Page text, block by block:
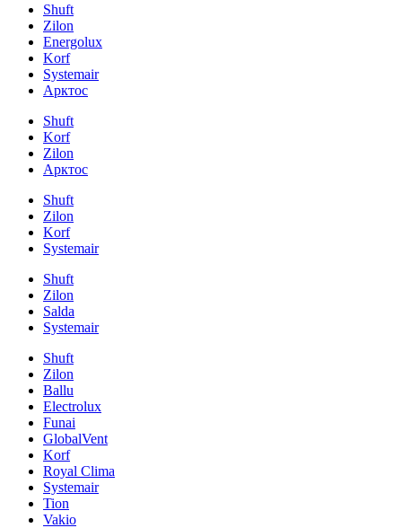
Shuft
Zilon
Energolux
Korf
Systemair
Арктос
Shuft
Korf
Zilon
Арктос
Shuft
Zilon
Korf
Systemair
Shuft
Zilon
Salda
Systemair
Shuft
Zilon
Ballu
Electrolux
Funai
GlobalVent
Korf
Royal Clima
Systemair
Tion
Vakio